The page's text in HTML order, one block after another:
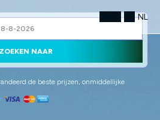
NL
ZOEKEN NAAR
de beste prijzen, onmiddellijke